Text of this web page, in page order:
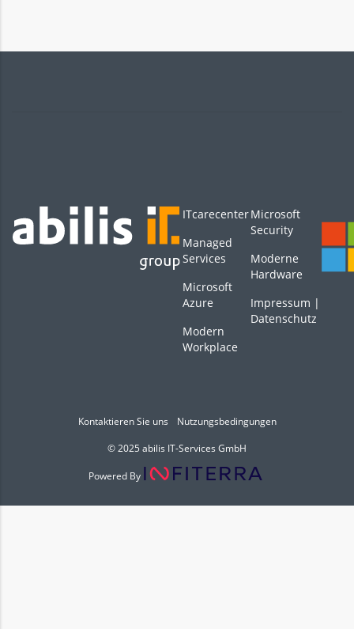
ITcarecenter
Managed
Services
Microsoft
Azure
Modern
Workplace
Microsoft
Security
Moderne
Hardware
Impressum |
Datenschutz
Kontaktieren Sie uns
Nutzungsbedingungen
© 2025 abilis IT-Services GmbH
Powered By